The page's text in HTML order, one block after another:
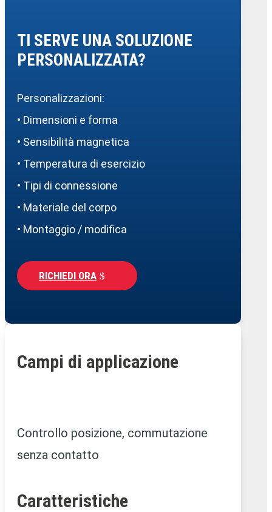
TI SERVE UNA SOLUZIONE
PERSONALIZZATA?
Personalizzazioni:
• Dimensioni e forma
• Sensibilità magnetica
• Temperatura di esercizio
• Tipi di connessione
• Materiale del corpo
• Montaggio / modifica
RICHIEDI ORA
Campi di applicazione
Controllo posizione, commutazione
senza contatto
Caratteristiche